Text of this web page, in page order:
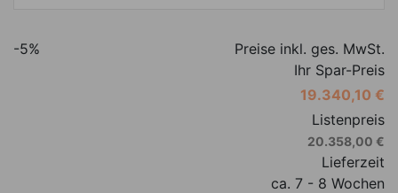
-5%
Preise inkl. ges. MwSt.
Ihr Spar-Preis
19.340,10 €
Listenpreis
20.358,00 €
Lieferzeit
ca. 7 - 8 Wochen